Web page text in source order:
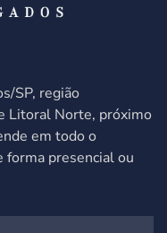
SP, região
Litoral Norte, próximo
em todo o
presencial ou